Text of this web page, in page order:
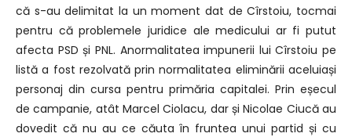
că s-au delimitat la un moment dat de Cîrstoiu, tocmai
pentru că problemele juridice ale medicului ar fi putut
afecta PSD și PNL. Anormalitatea impunerii lui Cîrstoiu pe
listă a fost rezolvată prin normalitatea eliminării aceluiași
personaj din cursa pentru primăria capitalei. Prin eșecul
de campanie, atât Marcel Ciolacu, dar și Nicolae Ciucă au
dovedit că nu au ce căuta în fruntea unui partid și cu